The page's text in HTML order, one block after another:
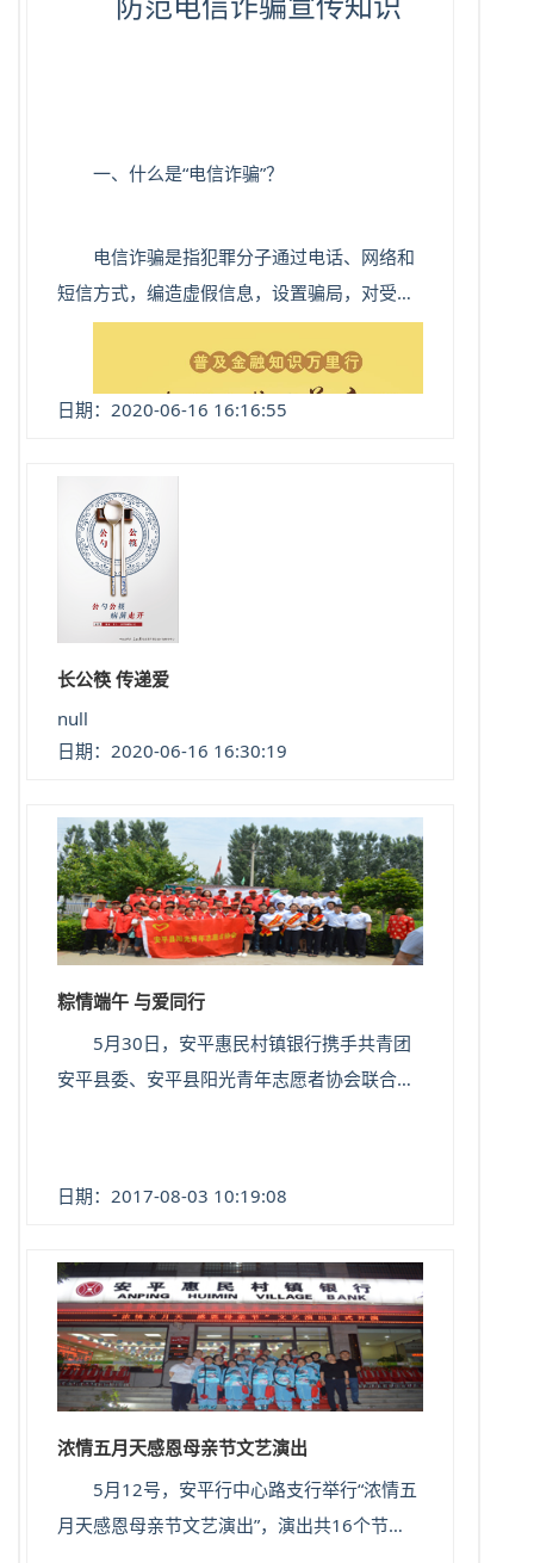
一、什么是“电信诈骗”？
电信诈骗是指犯罪分子通过电话、网络和
短信方式，编造虚假信息，设置骗局，对受害
人实施远程、非接触式诈骗，诱使受害人给犯
罪分子打款或转账的犯罪行为。
日期：2020-06-16 16:16:55
长公筷 传递爱
null
日期：2020-06-16 16:30:19
粽情端午 与爱同行
5月30日，安平惠民村镇银行携手共青团
安平县委、安平县阳光青年志愿者协会联合举
老人的获得感和幸福感。
日期：2017-08-03 10:19:08
浓情五月天感恩母亲节文艺演出
5月12号，安平行中心路支行举行“浓情五
月天感恩母亲节文艺演出”，演出共16个节